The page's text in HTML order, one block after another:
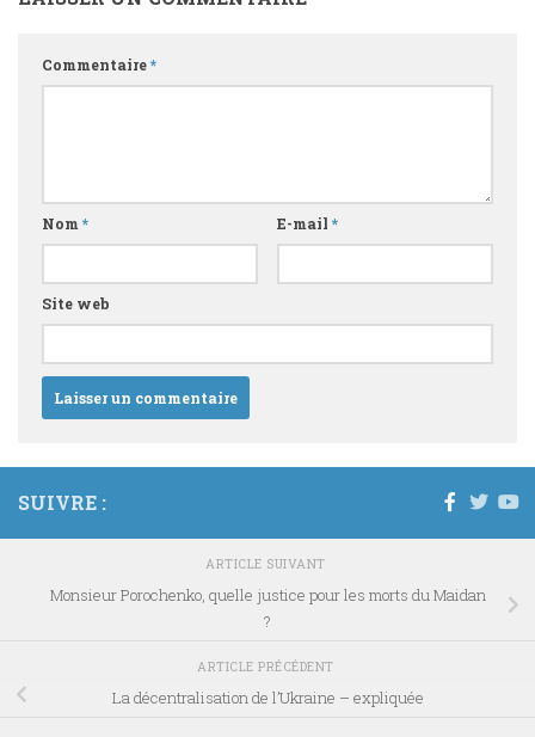
Commentaire*
Nom * E-mail *
Site web
SUIVRE :
ARTICLE SUIVANT
Monsieur Porochenko, quelle justice pour les morts du Maidan
?
ARTICLE PRÉCÉDENT
La décentralisation de l’Ukraine – expliquée